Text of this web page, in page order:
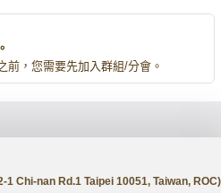
前，您需要先加入群組/分會。
1 Chi-nan Rd.1 Taipei 10051, Taiwan, ROC)